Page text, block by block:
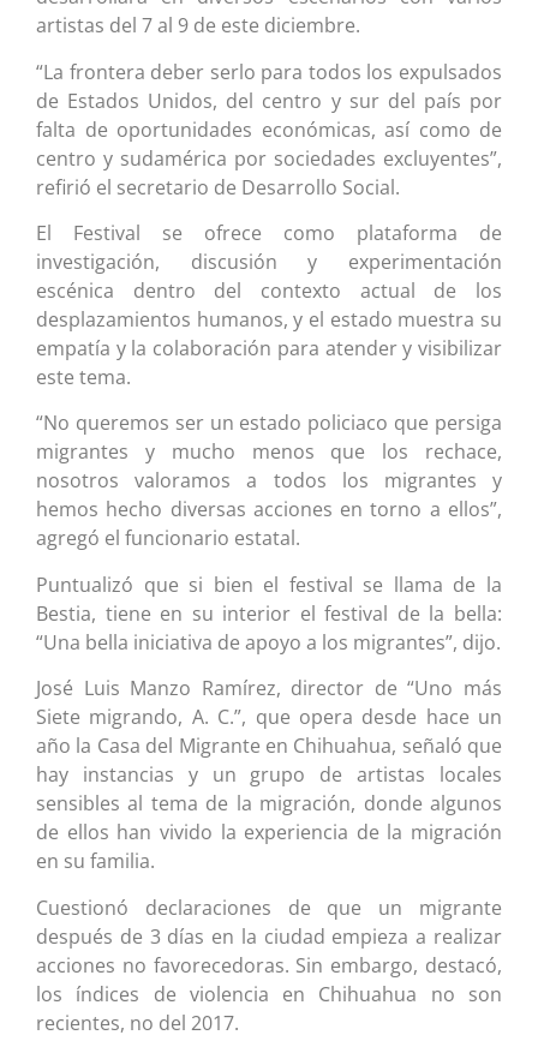
artistas del 7 al 9 de este diciembre.
“La frontera deber serlo para todos los expulsados
de Estados Unidos, del centro y sur del país por
falta de oportunidades económicas, así como de
centro y sudamérica por sociedades excluyentes”,
refirió el secretario de Desarrollo Social.
El Festival se ofrece como plataforma de
investigación, discusión y experimentación
escénica dentro del contexto actual de los
desplazamientos humanos, y el estado muestra su
empatía y la colaboración para atender y visibilizar
este tema.
“No queremos ser un estado policiaco que persiga
migrantes y mucho menos que los rechace,
nosotros valoramos a todos los migrantes y
hemos hecho diversas acciones en torno a ellos”,
agregó el funcionario estatal.
Puntualizó que si bien el festival se llama de la
Bestia, tiene en su interior el festival de la bella:
“Una bella iniciativa de apoyo a los migrantes”, dijo.
José Luis Manzo Ramírez, director de “Uno más
Siete migrando, A. C.”, que opera desde hace un
año la Casa del Migrante en Chihuahua, señaló que
hay instancias y un grupo de artistas locales
sensibles al tema de la migración, donde algunos
de ellos han vivido la experiencia de la migración
en su familia.
Cuestionó declaraciones de que un migrante
después de 3 días en la ciudad empieza a realizar
acciones no favorecedoras. Sin embargo, destacó,
los índices de violencia en Chihuahua no son
recientes, no del 2017.